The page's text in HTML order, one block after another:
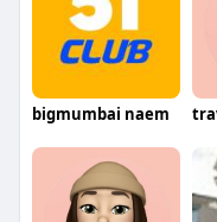
bigmumbai naem